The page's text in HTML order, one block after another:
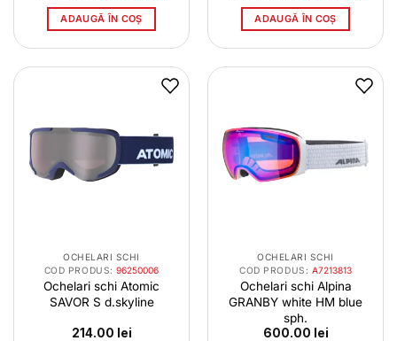
a
fost:
ADAUGĂ ÎN COȘ
a
fost:
ADAUGĂ ÎN COȘ
OCHELARI SCHI
COD PRODUS:96250006
Ochelari schi Atomic
SAVOR S d.skyline
214.00 lei
OCHELARI SCHI
COD PRODUS: A7213813
Ochelari schi Alpina
GRANBY white HM blue
sph.
600.00 lei